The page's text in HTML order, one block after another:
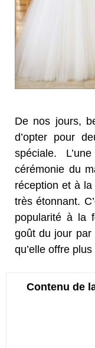
De nos jours,
d’opter pour
spéciale.
cérémonie du
réception et à la
très étonnant.
popularité à la
goût du jour par
qu’elle offre
Contenu de